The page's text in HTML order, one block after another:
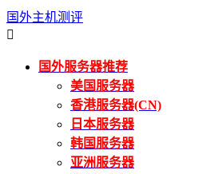
国外主机测评

国外服务器推荐
美国服务器
香港服务器(CN)
日本服务器
韩国服务器
亚洲服务器